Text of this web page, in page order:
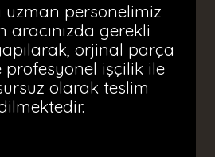
uzman personelimiz
aracınızda gerekli
orjinal parça
profesyonel işçilik ile
olarak teslim